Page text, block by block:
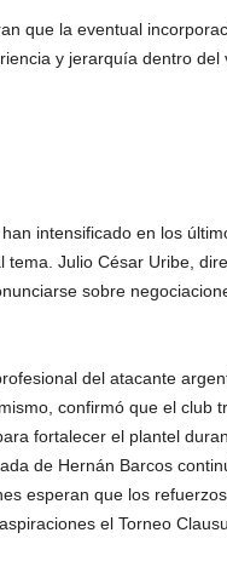
que la eventual
y jerarquía dentro del
intensificado en los
Julio César Uribe,
sobre
del atacante
confirmó que el club
fortalecer el plantel
de Hernán Barcos
esperan que los
el Torneo